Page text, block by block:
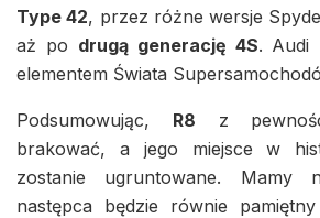
Type 42, przez różne wersje
aż po drugą generację 4S. Audi
elementem Świata
Podsumowując, R8 z
brakować, a jego miejsce w
zostanie ugruntowane. Mamy
następca będzie równie